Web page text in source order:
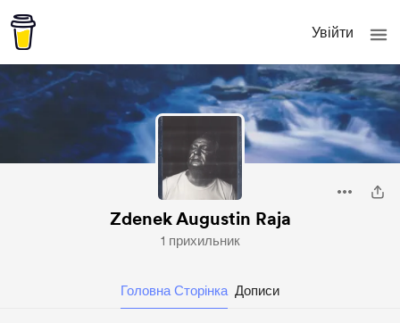
Увійти
Zdenek Augustin Raja
1 прихильник
Головна Сторінка Дописи